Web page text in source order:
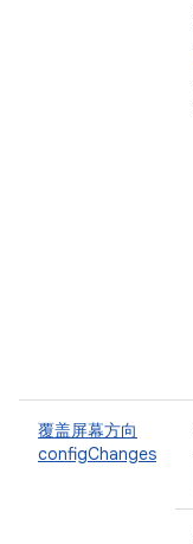
覆盖屏幕方向
configChanges